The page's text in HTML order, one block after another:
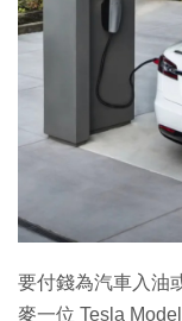
要付錢為汽車入油
麥一位 Tesla